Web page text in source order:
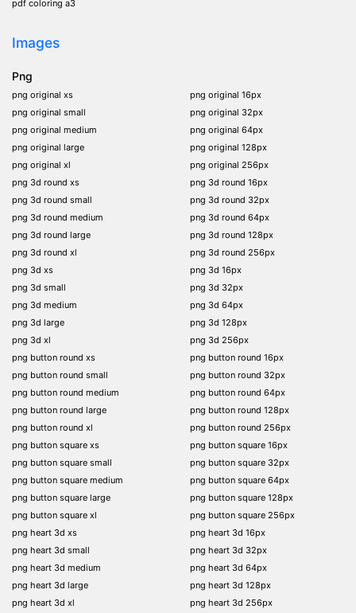
pdf coloring a3
Images
Png
png original xs
png original small
png original medium
png original large
png original xl
png 3d round xs
png 3d round small
png 3d round medium
png 3d round large
png 3d round xl
png 3d xs
png 3d small
png 3d medium
png 3d large
png 3d xl
png button round xs
png button round small
png button round medium
png button round large
png button round xl
png button square xs
png button square small
png button square medium
png button square large
png button square xl
png heart 3d xs
png heart 3d small
png heart 3d medium
png heart 3d large
png heart 3d xl
png original 16px
png original 32px
png original 64px
png original 128px
png original 256px
png 3d round 16px
png 3d round 32px
png 3d round 64px
png 3d round 128px
png 3d round 256px
png 3d 16px
png 3d 32px
png 3d 64px
png 3d 128px
png 3d 256px
png button round 16px
png button round 32px
png button round 64px
png button round 128px
png button round 256px
png button square 16px
png button square 32px
png button square 64px
png button square 128px
png button square 256px
png heart 3d 16px
png heart 3d 32px
png heart 3d 64px
png heart 3d 128px
png heart 3d 256px